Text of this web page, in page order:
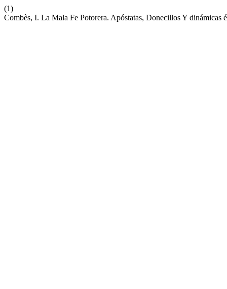
(1)
Combès, I. La Mala Fe Potorera. Apóstatas, Donecillos Y dinámicas